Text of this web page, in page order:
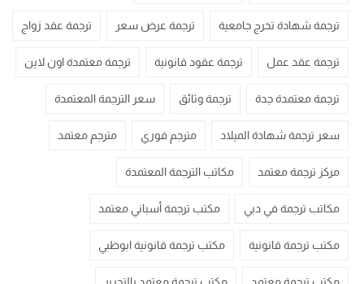
ترجمة شهادة تخرج جامعية ترجمة عرض سعر ترجمة عقد زواج
ترجمة عقد عمل ترجمة عقود قانونية ترجمة معتمدة اون لاين
ترجمة معتمدة جدة ترجمة وثائق سعر الترجمة المعتمدة
سعر ترجمة شهادة الميلاد مترجم فوري مترجم معتمد
مركز ترجمة معتمد مكاتب الترجمة المعتمدة
مكاتب ترجمة في دبي مكتب ترجمة أسباني معتمد
مكتب ترجمة قانونية مكتب ترجمة قانونية ابوظبي